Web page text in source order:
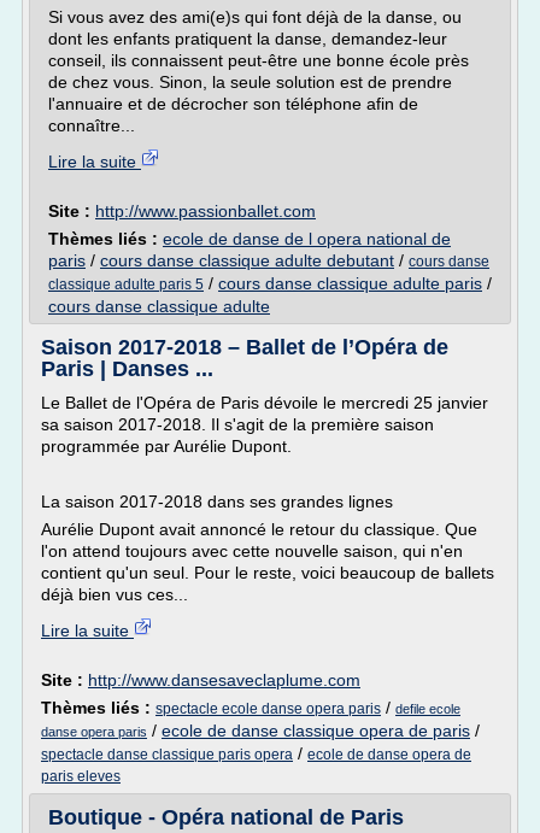
Si vous avez des ami(e)s qui font déjà de la danse, ou
dont les enfants pratiquent la danse, demandez-leur
conseil, ils connaissent peut-être une bonne école près
de chez vous. Sinon, la seule solution est de prendre
l'annuaire et de décrocher son téléphone afin de
connaître...
Lire la suite
Site : http://www.passionballet.com
Thèmes liés : ecole de danse de l opera national de
paris / cours danse classique adulte debutant / cours danse
classique adulte paris 5 / cours danse classique adulte paris /
cours danse classique adulte
Saison 2017-2018 – Ballet de l’Opéra de
Paris | Danses ...
Le Ballet de l'Opéra de Paris dévoile le mercredi 25 janvier
sa saison 2017-2018. Il s'agit de la première saison
programmée par Aurélie Dupont.
La saison 2017-2018 dans ses grandes lignes
Aurélie Dupont avait annoncé le retour du classique. Que
l'on attend toujours avec cette nouvelle saison, qui n'en
contient qu'un seul. Pour le reste, voici beaucoup de ballets
déjà bien vus ces...
Lire la suite
Site : http://www.dansesaveclaplume.com
Thèmes liés : spectacle ecole danse opera paris / defile ecole
danse opera paris / ecole de danse classique opera de paris /
spectacle danse classique paris opera / ecole de danse opera de
paris eleves
Boutique - Opéra national de Paris